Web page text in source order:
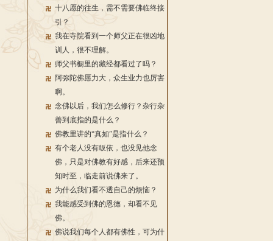
十八愿的往生，需不需要佛临终接
引？
我在寺院看到一个师父正在很凶地
训人，很不理解。
师父书橱里的藏经都看过了吗？
阿弥陀佛愿力大，众生业力也厉害
啊。
念佛以后，我们怎么修行？杂行杂
善到底指的是什么？
佛教里讲的“真如”是指什么？
有个老人没有皈依，也没见他念
佛，只是对佛教有好感，后来还预
知时至，临走前说佛来了。
为什么我们看不透自己的烦恼？
我能感受到佛的恩德，却看不见
佛。
佛说我们每个人都有佛性，可为什